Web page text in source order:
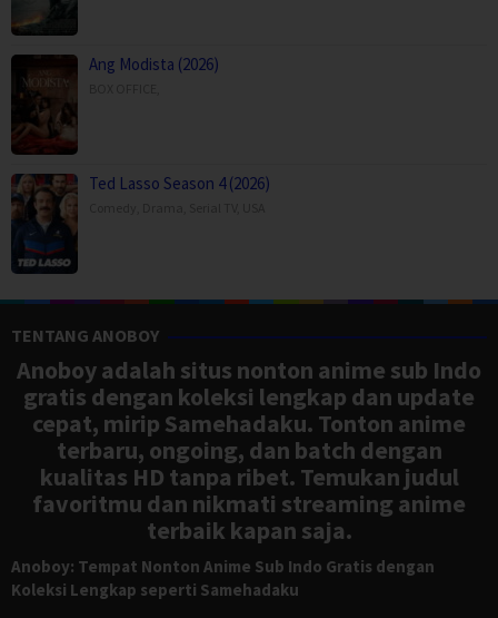
Ang Modista (2026)
Ted Lasso Season 4 (2026)
TENTANG ANOBOY
Anoboy adalah situs nonton anime sub Indo
gratis dengan koleksi lengkap dan update
cepat, mirip Samehadaku. Tonton anime
terbaru, ongoing, dan batch dengan
kualitas HD tanpa ribet. Temukan judul
favoritmu dan nikmati streaming anime
terbaik kapan saja.
Anoboy: Tempat Nonton Anime Sub Indo Gratis dengan
Koleksi Lengkap seperti Samehadaku